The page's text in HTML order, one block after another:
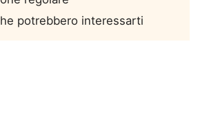
potrebbero interessarti